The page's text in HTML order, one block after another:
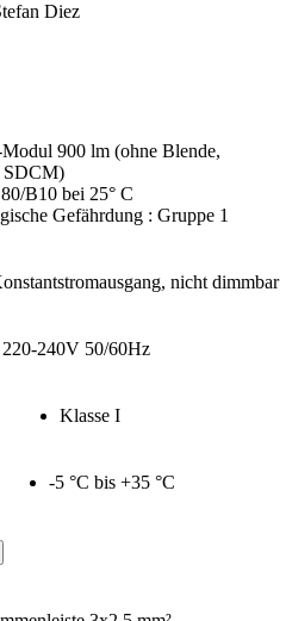
Diez
900 lm (ohne Blende,
SDCM)
B10 bei 25° C
Gefährdung : Gruppe 1
nicht dimmbar
220-240V 50/60Hz
Klasse I
-5 °C bis +35 °C